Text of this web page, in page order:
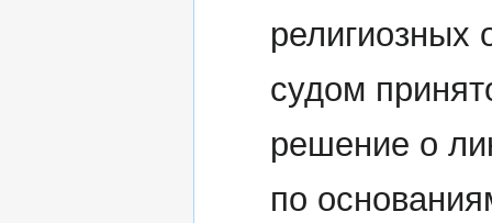
религиозных
судом
решение о
по